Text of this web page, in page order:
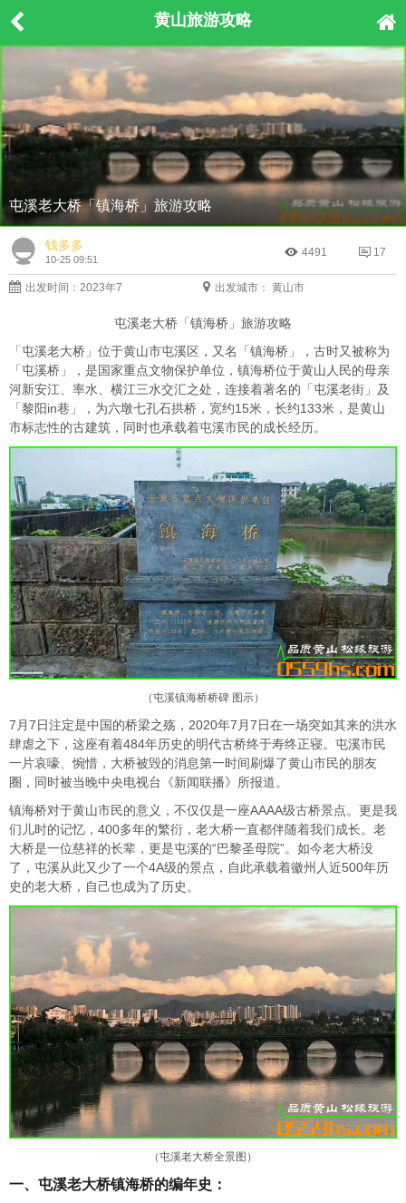
黄山旅游攻略
屯溪老大桥「镇海桥」旅游攻略
钱多多
10-25 09:51
4491 17
出发时间：2023年7 出发城市： 黄山市
屯溪老大桥「镇海桥」旅游攻略
「屯溪老大桥」位于黄山市屯溪区，又名「镇海桥」，古时又被称为
「屯溪桥」，是国家重点文物保护单位，镇海桥位于黄山人民的母亲
河新安江、率水、横江三水交汇之处，连接着著名的「屯溪老街」及
「黎阳in巷」，为六墩七孔石拱桥，宽约15米，长约133米，是黄山
市标志性的古建筑，同时也承载着屯溪市民的成长经历。
（屯溪镇海桥桥碑 图示）
7月7日注定是中国的桥梁之殇，2020年7月7日在一场突如其来的洪水
肆虐之下，这座有着484年历史的明代古桥终于寿终正寝。屯溪市民
一片哀嚎、惋惜，大桥被毁的消息第一时间刷爆了黄山市民的朋友
圈，同时被当晚中央电视台《新闻联播》所报道。
镇海桥对于黄山市民的意义，不仅仅是一座AAAA级古桥景点。更是我
们儿时的记忆，400多年的繁衍，老大桥一直都伴随着我们成长。老
大桥是一位慈祥的长辈，更是屯溪的“巴黎圣母院”。如今老大桥没
了，屯溪从此又少了一个4A级的景点，自此承载着徽州人近500年历
史的老大桥，自己也成为了历史。
（屯溪老大桥全景图）
一、屯溪老大桥镇海桥的编年史：